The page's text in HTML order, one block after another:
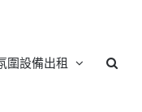
圍設備出租